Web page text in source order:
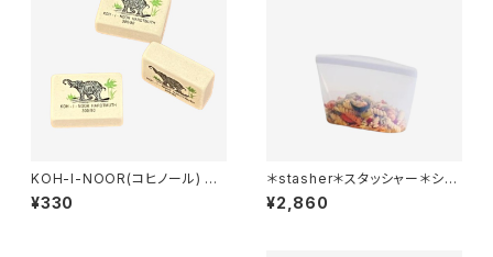
KOH-I-NOOR(コヒノール) ソ
フト＊消しゴム＊ミニ＊３個セット
¥330
＊stasher＊スタッシャー＊シリ
コンバッグ＊ボウルM＊全2色＊
4-CUP＊
¥2,860